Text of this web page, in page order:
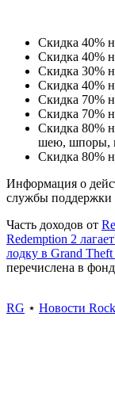
Скидка 40%
Скидка 40%
Скидка 30%
Скидка 40%
Скидка 70%
Скидка 70%
Скидка 80%
шею, шпоры,
Скидка 80%
Информация о
службы поддержки
Часть доходов от
Redemption 2
лодку в Grand
перечислена в
RG ⋆ Новости